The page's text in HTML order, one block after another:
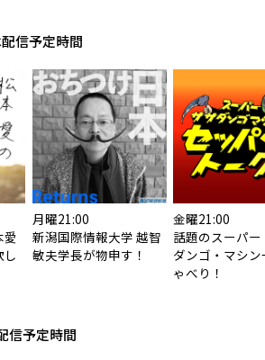
信予定時間
月曜21:00
新潟国際情報大学 越智
敏夫学長が物申す！
金曜21:00
話題のスーパー
ダンゴ・マシン
ゃべり！
信予定時間